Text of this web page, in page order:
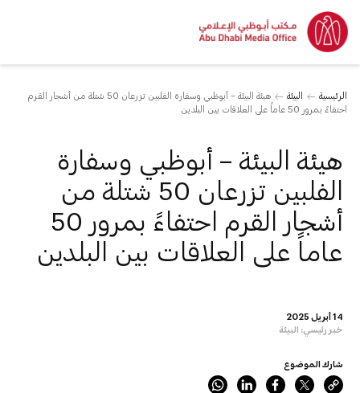
الرئيسية البيئة
هيئة البيئة – أبوظبي وسفارة الفلبين تزرعان 50 شتلة من أشجار القرم
احتفاءً بمرور 50 عاماً على العلاقات بين البلدين
14 أبريل 2025
خبر رئيسي:البيئة
هيئة البيئة – أبوظبي وسفارة
الفلبين تزرعان 50 شتلة من
أشجار القرم احتفاءً بمرور 50
عاماً على العلاقات بين البلدين
شارك الموضوع